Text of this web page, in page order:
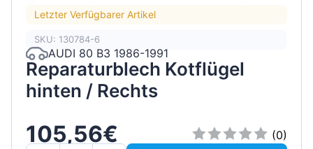
Letzter Verfügbarer Artikel
SKU: 130784-6
AUDI 80 B3 1986-1991
Reparaturblech Kotflügel
hinten / Rechts
105,56€
(0)